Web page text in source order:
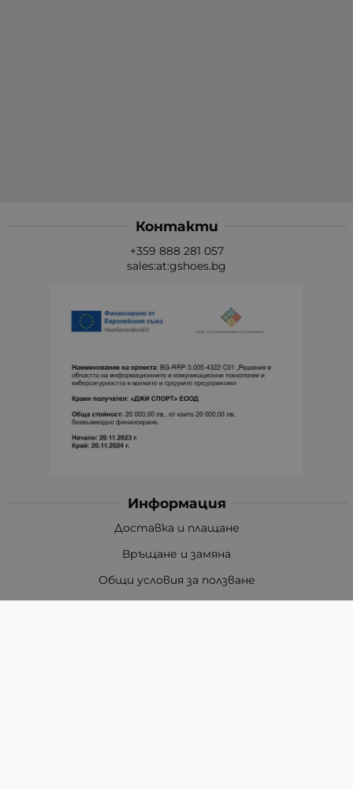
Информация
Доставка и плащане
Връщане и замяна
Общи условия за ползване
Контакти
+359 888 281 057
sales:at:gshoes.bg